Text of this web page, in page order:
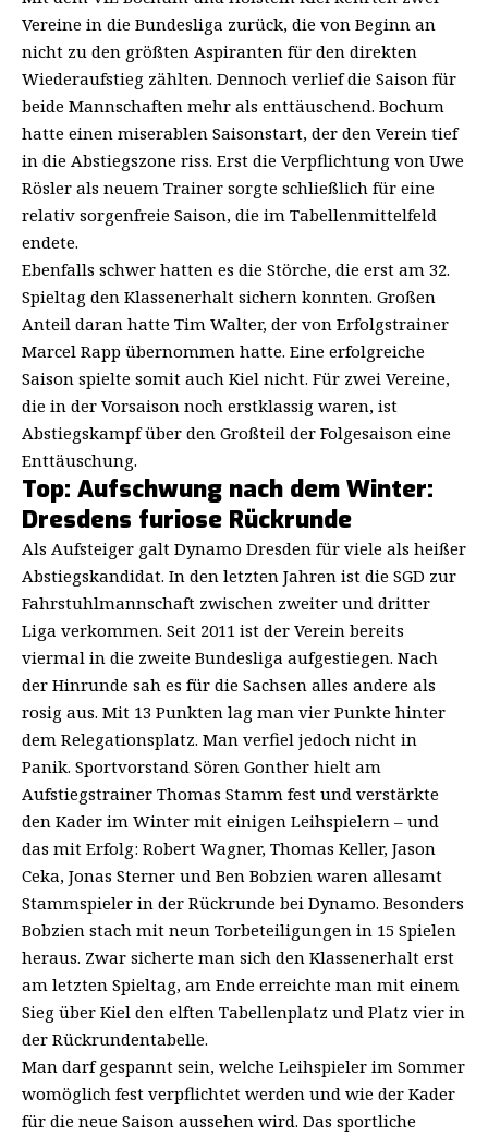
Vereine in die Bundesliga zurück, die von Beginn an
nicht zu den größten Aspiranten für den direkten
Wiederaufstieg zählten. Dennoch verlief die Saison für
beide Mannschaften mehr als enttäuschend. Bochum
hatte einen miserablen Saisonstart, der den Verein tief
in die Abstiegszone riss. Erst die Verpflichtung von Uwe
Rösler als neuem Trainer sorgte schließlich für eine
relativ sorgenfreie Saison, die im Tabellenmittelfeld
endete.
Ebenfalls schwer hatten es die Störche, die erst am 32.
Spieltag den Klassenerhalt sichern konnten. Großen
Anteil daran hatte Tim Walter, der von Erfolgstrainer
Marcel Rapp übernommen hatte. Eine erfolgreiche
Saison spielte somit auch Kiel nicht. Für zwei Vereine,
die in der Vorsaison noch erstklassig waren, ist
Abstiegskampf über den Großteil der Folgesaison eine
Enttäuschung.
Top: Aufschwung nach dem Winter:
Dresdens furiose Rückrunde
Als Aufsteiger galt Dynamo Dresden für viele als heißer
Abstiegskandidat. In den letzten Jahren ist die SGD zur
Fahrstuhlmannschaft zwischen zweiter und dritter
Liga verkommen. Seit 2011 ist der Verein bereits
viermal in die zweite Bundesliga aufgestiegen. Nach
der Hinrunde sah es für die Sachsen alles andere als
rosig aus. Mit 13 Punkten lag man vier Punkte hinter
dem Relegationsplatz. Man verfiel jedoch nicht in
Panik. Sportvorstand Sören Gonther hielt am
Aufstiegstrainer Thomas Stamm fest und verstärkte
den Kader im Winter mit einigen Leihspielern – und
das mit Erfolg: Robert Wagner, Thomas Keller, Jason
Ceka, Jonas Sterner und Ben Bobzien waren allesamt
Stammspieler in der Rückrunde bei Dynamo. Besonders
Bobzien stach mit neun Torbeteiligungen in 15 Spielen
heraus. Zwar sicherte man sich den Klassenerhalt erst
am letzten Spieltag, am Ende erreichte man mit einem
Sieg über Kiel den elften Tabellenplatz und Platz vier in
der Rückrundentabelle.
Man darf gespannt sein, welche Leihspieler im Sommer
womöglich fest verpflichtet werden und wie der Kader
für die neue Saison aussehen wird. Das sportliche